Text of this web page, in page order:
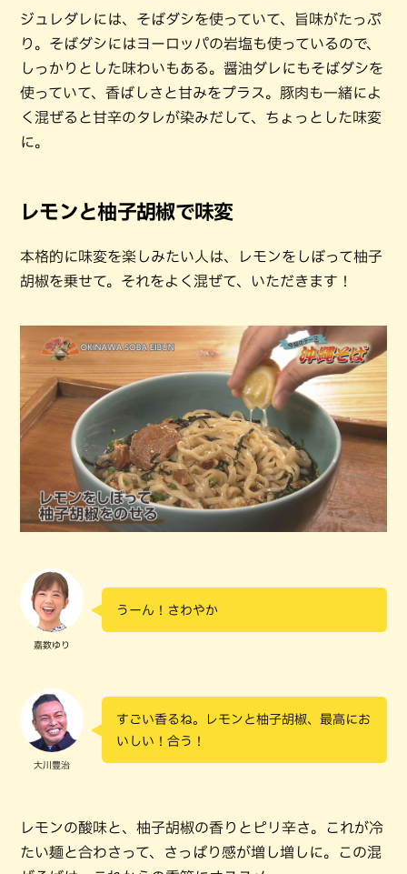
ジュレダレには、そばダシを使っていて、旨味がたっぷ
り。そばダシにはヨーロッパの岩塩も使っているので、
しっかりとした味わいもある。醤油ダレにもそばダシを
使っていて、香ばしさと甘みをプラス。豚肉も一緒によ
く混ぜると甘辛のタレが染みだして、ちょっとした味変
に。
レモンと柚子胡椒で味変
本格的に味変を楽しみたい人は、レモンをしぼって柚子
胡椒を乗せて。それをよく混ぜて、いただきます！
嘉数ゆり
うーん！さわやか
大川豊治
すごい香るね。レモンと柚子胡椒、最高にお
いしい！合う！
レモンの酸味と、柚子胡椒の香りとピリ辛さ。これが冷
たい麺と合わさって、さっぱり感が増し増しに。この混